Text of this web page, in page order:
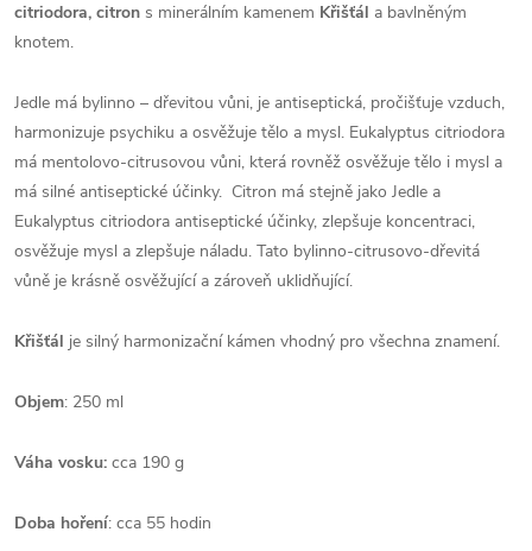
citriodora, citron s minerálním kamenem Křišťál a bavlněným
knotem.
Jedle má bylinno – dřevitou vůni, je antiseptická, pročišťuje vzduch,
harmonizuje psychiku a osvěžuje tělo a mysl. Eukalyptus citriodora
má mentolovo-citrusovou vůni, která rovněž osvěžuje tělo i mysl a
má silné antiseptické účinky. Citron má stejně jako Jedle a
Eukalyptus citriodora antiseptické účinky, zlepšuje koncentraci,
osvěžuje mysl a zlepšuje náladu. Tato bylinno-citrusovo-dřevitá
vůně je krásně osvěžující a zároveň uklidňující.
Křišťál je silný harmonizační kámen vhodný pro všechna znamení.
Objem: 250 ml
Váha vosku: cca 190 g
Doba hoření: cca 55 hodin